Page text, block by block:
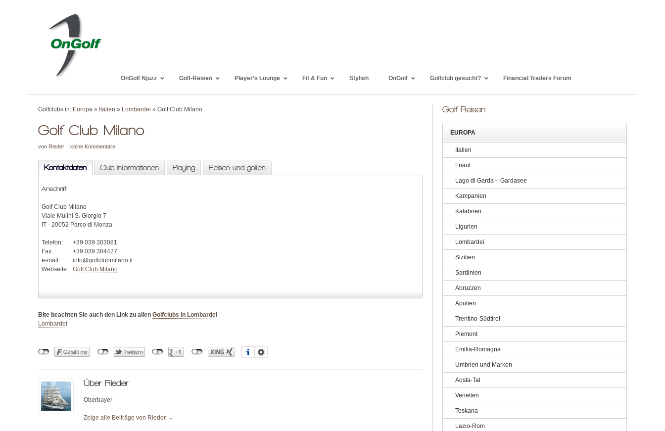
OnGolf Njuzz Golf-Reisen Player’s Lounge Fit & Fun Stylish OnGolf Golfclub gesucht? Financial Traders Forum
Golfclubs in: Europa» Italien » Lombardei » Golf Club Milano
Golf Club Milano
von Rieder| keine Kommentare
Kontaktdaten Club Informationen Playing Reisen und golfen
Anschrift
Golf Club Milano
Viale Mulini S. Giorgio 7
IT - 20052 Parco di Monza
Telefon:
+39 039 303081
Fax:
+39 039 304427
e-mail:
info@golfclubmilano.it
Webseite:
Golf Club Milano
Bite beachten Sie auch den Link zu allen Golfclubs in Lombardei
Lombardei
Über Rieder
Oberbayer
Zeige alle Beiträge von Rieder →
Golf Reisen
EUROPA
Italien
Friaul
Lago di Garda – Gardasee
Kampanien
Kalabrien
Ligurien
Lombardei
Sizilien
Sardinien
Abruzzen
Apulien
Trentino-Südtirol
Piemont
Emilia-Romagna
Umbrien und Marken
Aosta-Tal
Venetien
Toskana
Lazio-Rom